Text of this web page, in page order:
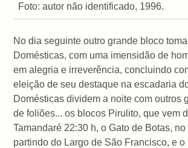
Foto: autor não identificado, 1996.
No dia seguinte outro grande bloco
Domésticas, com uma imensidão de
em alegria e irreverência, concluindo
eleição de seu destaque na escadaria
Domésticas dividem a noite com outros
de foliões... os blocos Pirulito, que vem
Tamandaré 22:30 h, o Gato de Botas,
partindo do Largo de São Francisco, e o